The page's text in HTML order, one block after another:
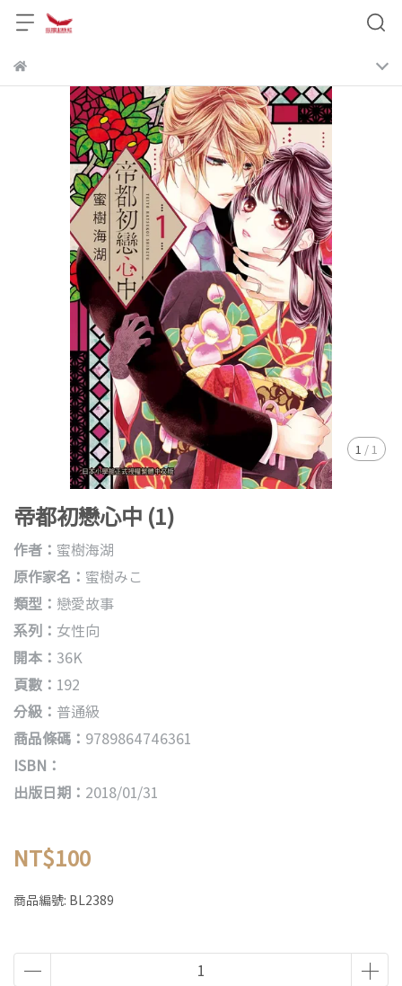
1 / 1
帝都初戀心中 (1)
作者： 蜜樹海湖
原作家名： 蜜樹みこ
類型： 戀愛故事
系列： 女性向
開本： 36K
頁數： 192
分級： 普通級
商品條碼： 9789864746361
ISBN：
出版日期： 2018/01/31
NT$100
商品編號: BL2389